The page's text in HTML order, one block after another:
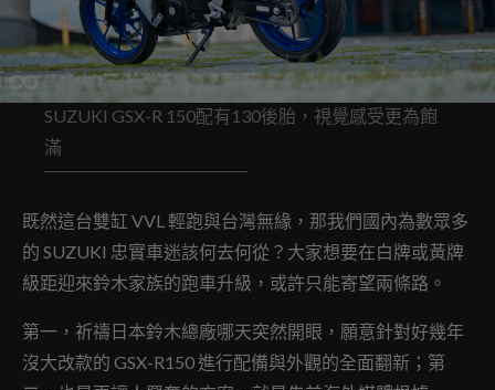
SUZUKI GSX-R 150配有130後胎，視覺感受更為飽
滿
既然這台雙缸 VVL 輕跑與台灣無緣，那我們國內為數眾多
的 SUZUKI 忠實車迷該何去何從？大家想要在白牌或黃牌
級距迎來鈴木家族的跑車升級，或許只能寄望兩條路。
第一，祈禱日本鈴木總廠哪天突然開眼，願意針對好幾年
沒大改款的 GSX-R150 進行配備與外觀的全面翻新；第